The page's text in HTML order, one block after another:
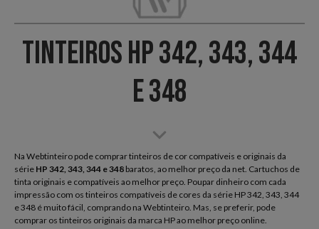
Tinteiros HP 342, 343, 344
e 348
Na Webtinteiro pode comprar tinteiros de cor compatíveis e originais da
série HP 342, 343, 344 e 348 baratos, ao melhor preço da net. Cartuchos de
tinta originais e compatíveis ao melhor preço. Poupar dinheiro com cada
impressão com os tinteiros compatíveis de cores da série HP 342, 343, 344
e 348 é muito fácil, comprando na Webtinteiro. Mas, se preferir, pode
comprar os tinteiros originais da marca HP ao melhor preço online.